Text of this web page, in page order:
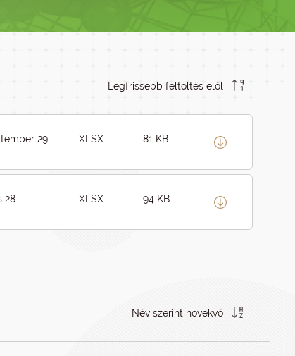
Legfrissebb feltöltés elől
29. XLSX 81 KB
28. XLSX 94 KB
Név szerint növekvő